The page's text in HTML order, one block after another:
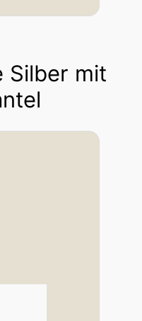
Silber mit